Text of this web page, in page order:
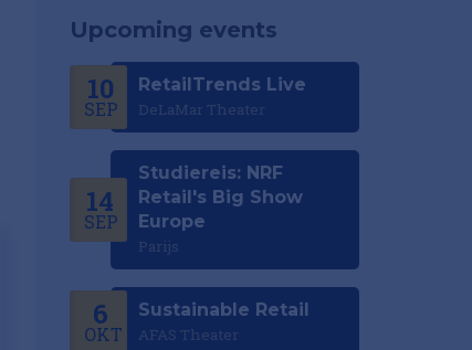
Upcoming events
10
SEP
RetailTrends Live
DeLaMar Theater
14
SEP
Studiereis: NRF
Retail's Big Show
Europe
Parijs
6
OKT
Sustainable Retail
AFAS Theater